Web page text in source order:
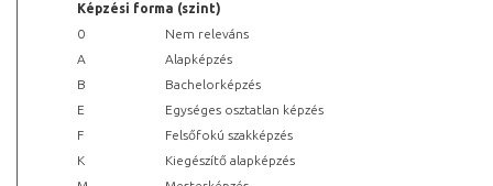
Képzési forma (szint)
0
Nem releváns
A
Alapképzés
B
Bachelorképzés
E
Egységes osztatlan képzés
F
Felsőfokú szakképzés
K
Kiegészítő alapképzés